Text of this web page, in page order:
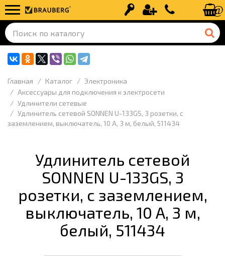
Вход Регистрация+7 (499) 110-
Главная Каталог
Электроника
Аксессуары для подключения к электросети
Удлинители сетевые
Удлинитель сетевой SONNEN U-133GS, 3 розетки, c
заземлением, выключатель, 10 А, 3 м, белый, 511434
Удлинитель сетевой
SONNEN U-133GS, 3
розетки, c заземлением,
выключатель, 10 А, 3 м,
белый, 511434